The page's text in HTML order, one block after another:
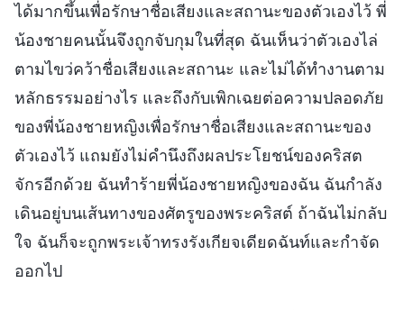
ได้มากขึ้นเพื่อรักษาชื่อเสียงและสถานะของตัวเองไว้ พี่
น้องชายคนนั้นจึงถูกจับกุมในที่สุด ฉันเห็นว่าตัวเองไล่
ตามไขว่คว้าชื่อเสียงและสถานะ และไม่ได้ทำงานตาม
หลักธรรมอย่างไร และถึงกับเพิกเฉยต่อความปลอดภัย
ของพี่น้องชายหญิงเพื่อรักษาชื่อเสียงและสถานะของ
ตัวเองไว้ แถมยังไม่คำนึงถึงผลประโยชน์ของคริสต
จักรอีกด้วย ฉันทำร้ายพี่น้องชายหญิงของฉัน ฉันกำลัง
เดินอยู่บนเส้นทางของศัตรูของพระคริสต์ ถ้าฉันไม่กลับ
ใจ ฉันก็จะถูกพระเจ้าทรงรังเกียจเดียดฉันท์และกำจัด
ออกไป